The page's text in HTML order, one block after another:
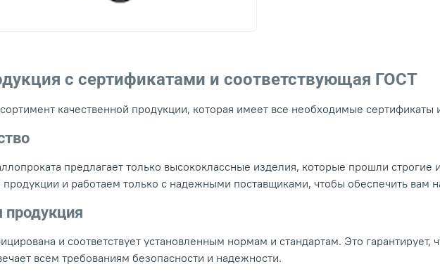
с сертификатами и соответствующая ГОСТ
качественной продукции, которая имеет все необходимые сертификаты
предлагает только высококлассные изделия, которые прошли
и работаем только с надежными поставщиками, чтобы обеспечить вам
продукция
и соответствует установленным нормам и стандартам. Это гарантирует,
всем требованиям безопасности и надежности.